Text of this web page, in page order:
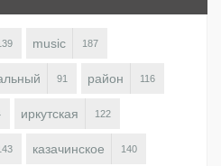
music 187
91 район 116
иркутская 122
казачинское 140